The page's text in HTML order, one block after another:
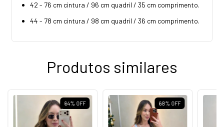
42 - 76 cm cintura / 96 cm quadril / 35 cm comprimento.
44 - 78 cm cintura / 98 cm quadril / 36 cm comprimento.
Produtos similares
64% OFF 68% OFF